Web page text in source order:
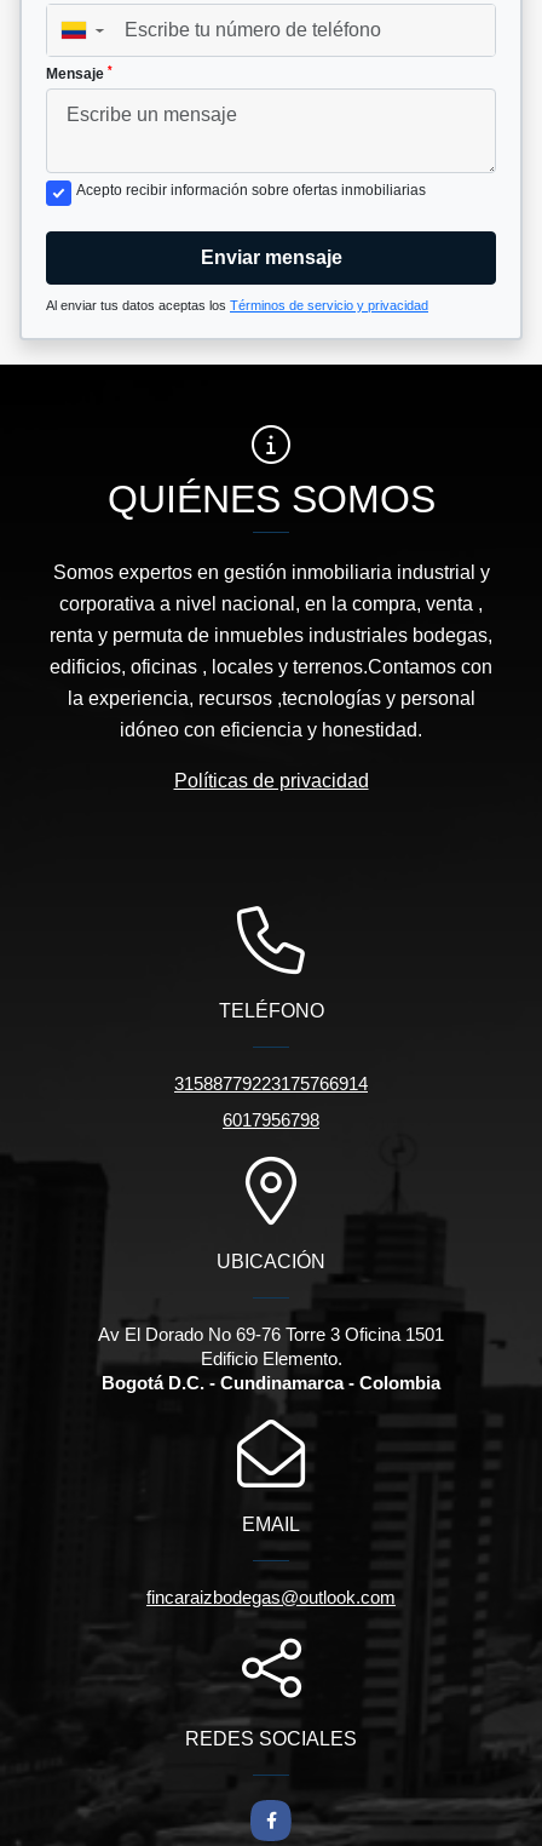
▼
Mensaje *
Acepto recibir información sobre ofertas inmobiliarias
Enviar mensaje
Al enviar tus datos aceptas los Términos de servicio y privacidad
QUIÉNES SOMOS
Somos expertos en gestión inmobiliaria industrial y
corporativa a nivel nacional, en la compra, venta ,
renta y permuta de inmuebles industriales bodegas,
edificios, oficinas , locales y terrenos.Contamos con
la experiencia, recursos ,tecnologías y personal
idóneo con eficiencia y honestidad.
Políticas de privacidad
TELÉFONO
31588779223175766914
6017956798
UBICACIÓN
Av El Dorado No 69-76 Torre 3 Oficina 1501
Edificio Elemento.
Bogotá D.C. - Cundinamarca - Colombia
EMAIL
fincaraizbodegas@outlook.com
REDES SOCIALES
Facebook